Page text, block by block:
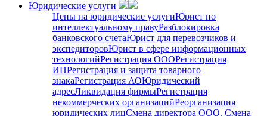
Юридические услуги
Цены на юридические услугиЮрист по
интеллектуальному правуРазблокировка
банковского счетаЮрист для перевозчиков и
экспедиторовЮрист в сфере информационных
технологийРегистрация ОООРегистрация
ИПРегистрация и защита товарного
знакаРегистрация АОЮридический
адресЛиквидация фирмыРегистрация
некоммерческих организацийРеорганизация
юридических лицСмена директора ООО. Смена